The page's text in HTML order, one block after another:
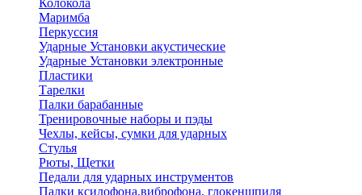
Колокола
Маримба
Перкуссия
Ударные Установки акустические
Ударные Установки электронные
Пластики
Тарелки
Палки барабанные
Тренировочные наборы и пэды
Чехлы, кейсы, сумки для ударных
Стулья
Рюты, Щетки
Педали для ударных инструментов
Палки ксилофона,виброфона, глокеншпиля